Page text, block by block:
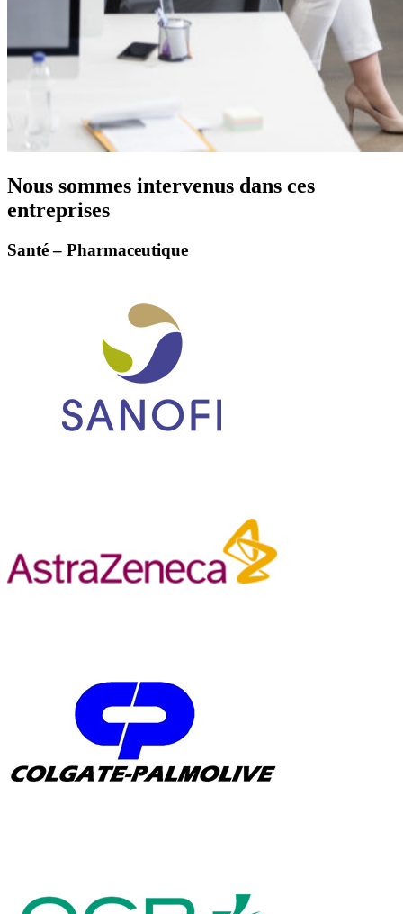
Nous sommes intervenus dans ces
entreprises
Santé – Pharmaceutique